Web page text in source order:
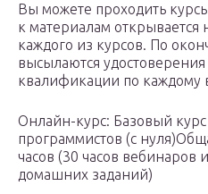
Вы можете проходить
к материалам открывается
каждого из курсов. По
высылаются
квалификации по каждому
Онлайн-курс: Базовый
программистов (с
часов (30 часов вебинаров
домашних заданий)